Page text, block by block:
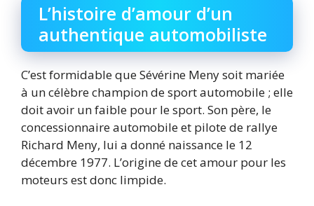
L’histoire d’amour d’un
authentique automobiliste
C’est formidable que Sévérine Meny soit mariée
à un célèbre champion de sport automobile ; elle
doit avoir un faible pour le sport. Son père, le
concessionnaire automobile et pilote de rallye
Richard Meny, lui a donné naissance le 12
décembre 1977. L’origine de cet amour pour les
moteurs est donc limpide.